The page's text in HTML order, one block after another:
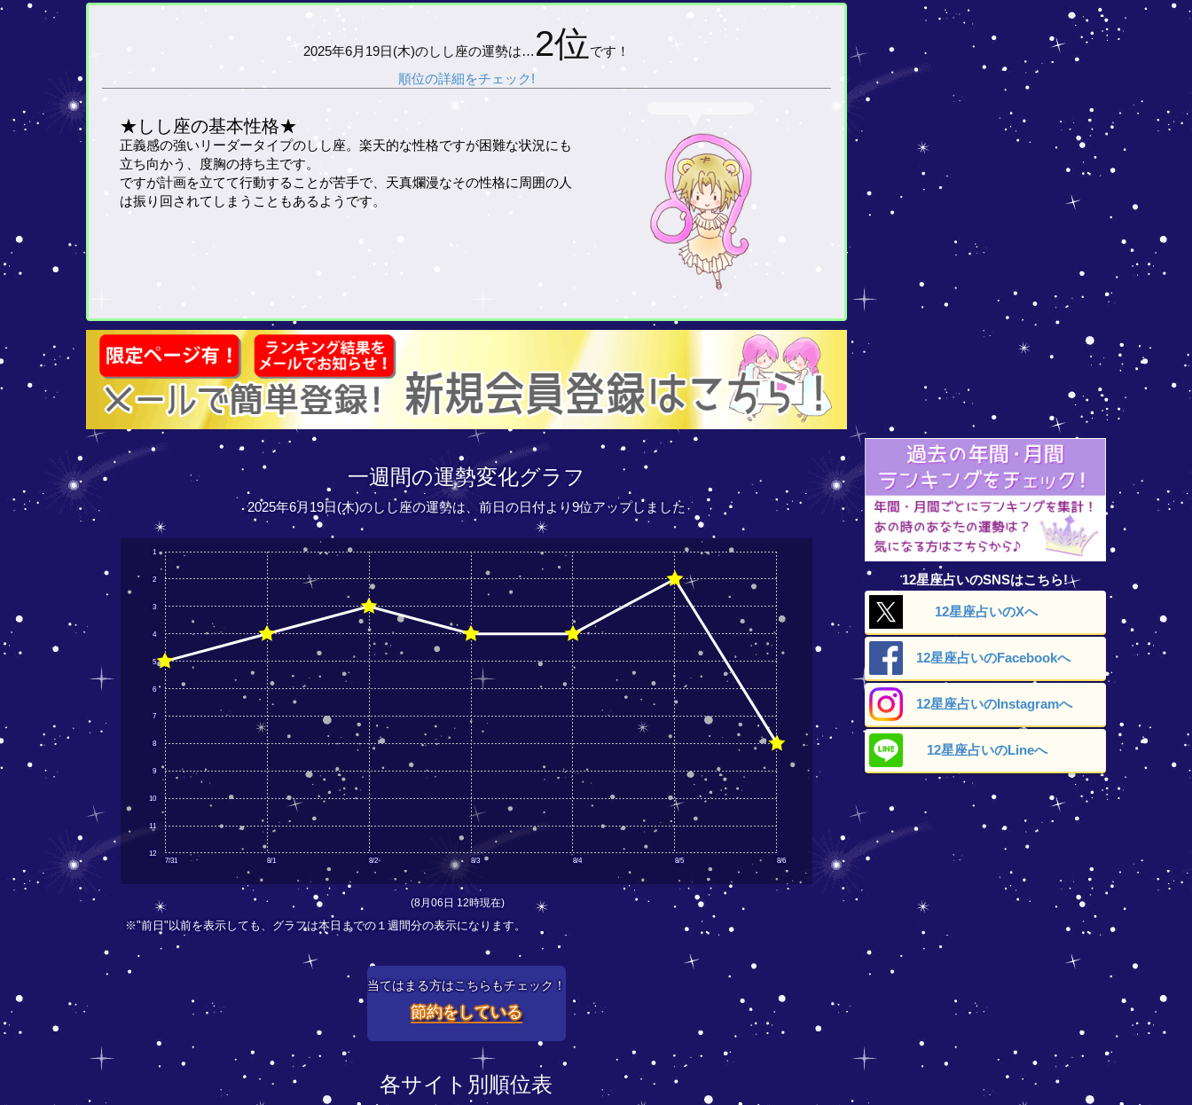
2025年6月19日(木)のしし座の運勢は… 2位 です！
順位の詳細をチェック!
★しし座の基本性格★
正義感の強いリーダータイプのしし座。楽天的な性格ですが困難な状況にも
立ち向かう、度胸の持ち主です。
ですが計画を立てて行動することが苦手で、天真爛漫なその性格に周囲の人
は振り回されてしまうこともあるようです。
一週間の運勢変化グラフ
2025年6月19日(木)のしし座の運勢は、前日の日付より9位アップしました
7/31 8/1 8/2 8/3 8/4 8/5 8/6
12
11
10
9
8
7
6
5
4
3
2
1
(8月06日 12時現在)
※"前日"以前を表示しても、グラフは本日までの１週間分の表示になります。
当てはまる方はこちらもチェック！
節約をしている
各サイト別順位表
12星座占いのSNSはこちら!
12星座占いのXへ
12星座占いのFacebookへ
12星座占いのInstagramへ
12星座占いのLineへ